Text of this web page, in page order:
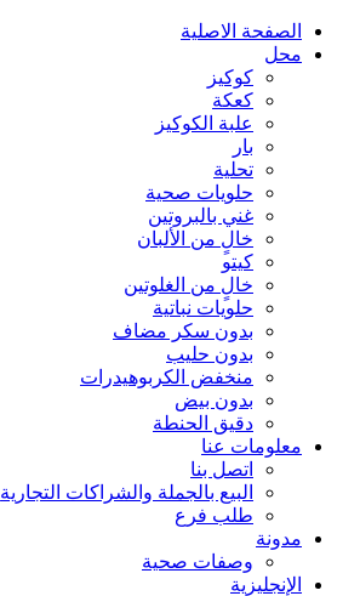
الصفحة الاصلية
محل
كوكيز
كعكة
علبة الكوكيز
بار
تحلية
حلويات صحية
غني بالبروتين
خالٍ من الألبان
كيتو
خالٍ من الغلوتين
حلويات نباتية
بدون سكر مضاف
بدون حليب
منخفض الكربوهيدرات
بدون بيض
دقيق الحنطة
معلومات عنا
اتصل بنا
البيع بالجملة والشراكات التجارية
طلب فرع
مدونة
وصفات صحية
الإنجليزية